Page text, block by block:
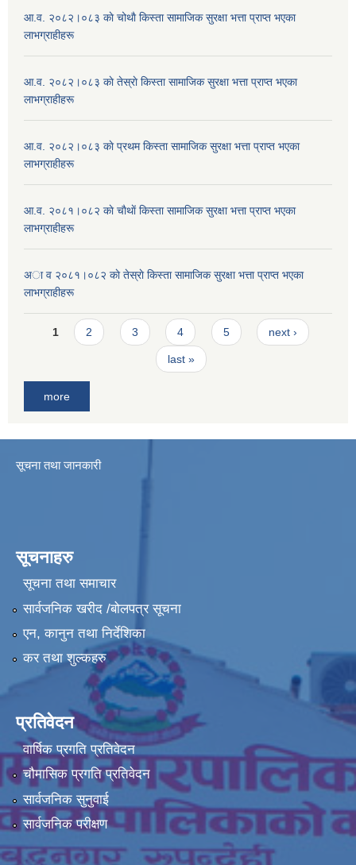
आ.व. २०८२।०८३ काे चोथाै‌ किस्ता सामाजिक सुरक्षा भत्ता प्राप्त भएका
लाभग्राहीहरू
आ.व. २०८२।०८३ काे तेस्राे किस्ता सामाजिक सुरक्षा भत्ता प्राप्त भएका
लाभग्राहीहरू
आ.व. २०८२।०८३ काे प्रथम किस्ता सामाजिक सुरक्षा भत्ता प्राप्त भएका
लाभग्राहीहरू
आ.व. २०८१।०८२ काे चाैथाें किस्ता सामाजिक सुरक्षा भत्ता प्राप्त भएका
लाभग्राहीहरू
अा व २०८१।०८२ काे तेस्राे किस्ता सामाजिक सुरक्षा भत्ता प्राप्त भएका
लाभग्राहीहरू
Pages
1 2 3 4 5 next ›
last »
more
सूचना तथा जानकारी
सूचनाहरु
सूचना तथा समाचार
सार्वजनिक खरीद /बोलपत्र सूचना
एन, कानुन तथा निर्देशिका
कर तथा शुल्कहरु
प्रतिवेदन
वार्षिक प्रगति प्रतिवेदन
चौमासिक प्रगति प्रतिवेदन
सार्वजनिक सुनुवाई
सार्वजनिक परीक्षण